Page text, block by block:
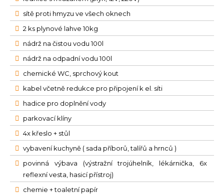
sítě proti hmyzu ve všech oknech
2 ks plynové lahve 10kg
nádrž na čistou vodu 100l
nádrž na odpadní vodu 100l
chemické WC, sprchový kout
kabel včetně redukce pro připojení k el. síti
hadice pro doplnění vody
parkovací klíny
4x křeslo + stůl
vybavení kuchyně ( sada příborů, talířů a hrnců )
povinná výbava (výstražní trojúhelník, lékárnička, 6x
reflexní vesta, hasicí přístroj)
chemie + toaletní papír